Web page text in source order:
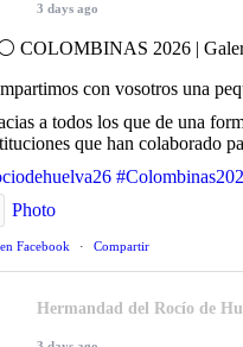
3 days ago
COLOMBINAS 2026 |
con vosotros una
a todos los que de una
que han colaborado
Photo
Facebook · Compartir
Hermandad del Rocío de